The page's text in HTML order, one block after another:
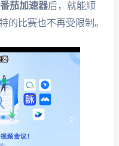
番茄加速器后，就能顺
的比赛也不再受限制。